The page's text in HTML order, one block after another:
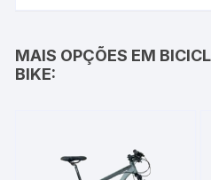
MAIS OPÇÕES EM
BIKE: